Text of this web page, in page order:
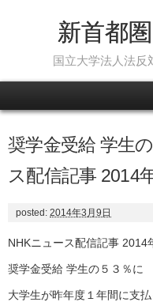
新首都
国立大学法人法反
奨学金受給 学生
ス配信記事 2014
posted: 2014年3月9日
NHKニュース配信記事 2014
奨学金受給 学生の５３％に
大学生が昨年度１年間に支